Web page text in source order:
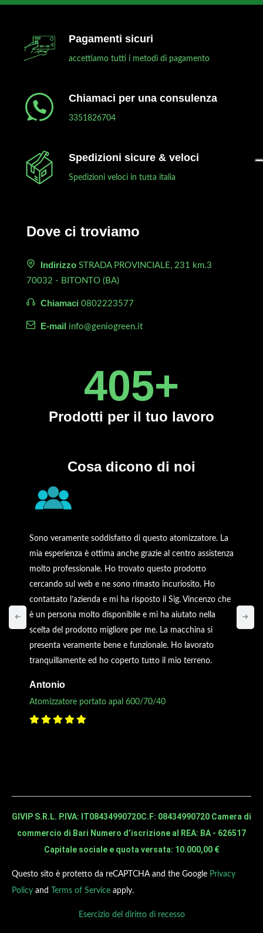
Pagamenti sicuri
accettiamo tutti i metodi di pagamento
Chiamaci per una consulenza
3351826704
Spedizioni sicure & veloci
Spedizioni veloci in tutta italia
Dove ci troviamo
Indirizzo STRADA PROVINCIALE, 231 km.3
70032 - BITONTO (BA)
Chiamaci 0802223577
E-mail info@geniogreen.it
450+
Prodotti per il tuo lavoro
Cosa dicono di noi
Sono veramente soddisfatto di questo atomizzatore. La
mia esperienza è ottima anche grazie al centro assistenza
molto professionale. Ho trovato questo prodotto
cercando sul web e ne sono rimasto incuriosito. Ho
contattato l’azienda e mi ha risposto il Sig. Vincenzo che
è un persona molto disponibile e mi ha aiutato nella
scelta del prodotto migliore per me. La macchina si
presenta veramente bene e funzionale. Ho lavorato
tranquillamente ed ho coperto tutto il mio terreno.
Antonio
Atomizzatore portato apal 600/70/40
GIVIP S.R.L. P.IVA: IT08434990720C.F: 08434990720 Camera di
commercio di Bari Numero d’iscrizione al REA: BA - 626517
Capitale sociale e quota versata: 10.000,00 €
Questo sito è protetto da reCAPTCHA and the Google Privacy
Policy and Terms of Service apply.
Esercizio del diritto di recesso